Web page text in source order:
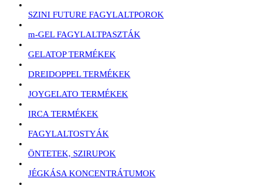
SZINI FUTURE FAGYLALTPOROK
m-GEL FAGYLALTPASZTÁK
GELATOP TERMÉKEK
DREIDOPPEL TERMÉKEK
JOYGELATO TERMÉKEK
IRCA TERMÉKEK
FAGYLALTOSTYÁK
ÖNTETEK, SZIRUPOK
JÉGKÁSA KONCENTRÁTUMOK